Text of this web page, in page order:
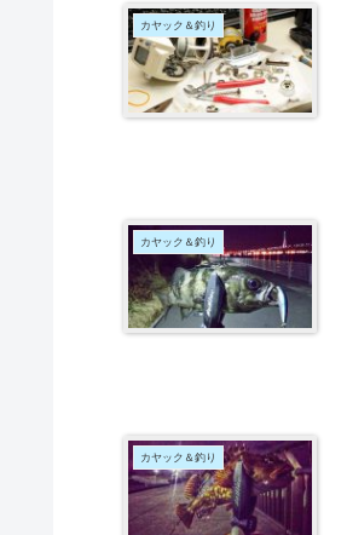
カヤック＆釣り
カヤック＆釣り
カヤック＆釣り